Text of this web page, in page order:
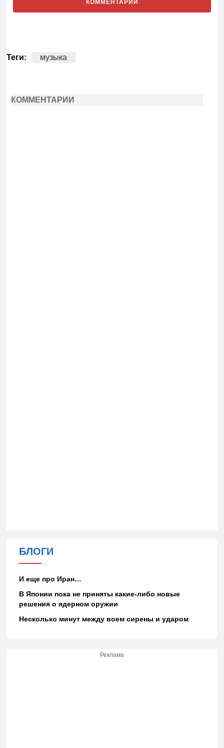
КОММЕНТАРИИ
Теги: музыка
КОММЕНТАРИИ
БЛОГИ
И еще про Иран…
В Японии пока не приняты какие-либо новые
решения о ядерном оружии
Несколько минут между воем сирены и ударом
Реклама